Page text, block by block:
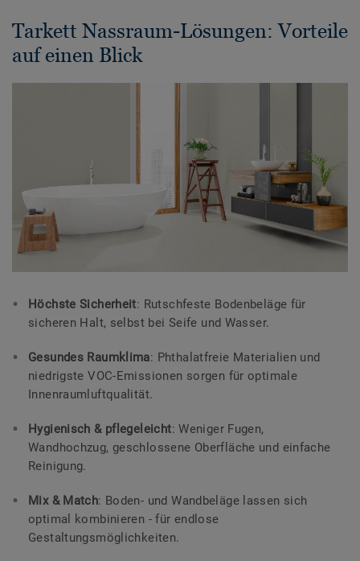
Tarkett Nassraum-Lösungen: Vorteile
auf einen Blick
Höchste Sicherheit: Rutschfeste Bodenbeläge für
sicheren Halt, selbst bei Seife und Wasser.
Gesundes Raumklima: Phthalatfreie Materialien und
niedrigste VOC-Emissionen sorgen für optimale
Innenraumluftqualität.
Hygienisch & pflegeleicht: Weniger Fugen,
Wandhochzug, geschlossene Oberfläche und einfache
Reinigung.
Mix & Match: Boden- und Wandbeläge lassen sich
optimal kombinieren - für endlose
Gestaltungsmöglichkeiten.